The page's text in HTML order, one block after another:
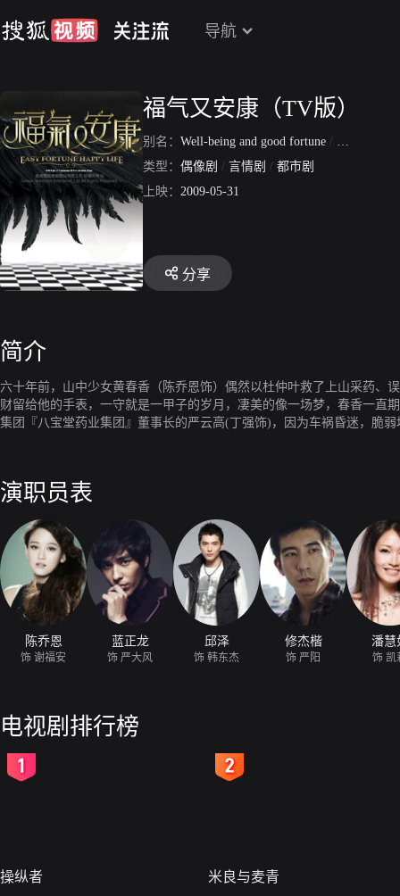
导航
福气又安康（TV版）
别名： Well-being and good fortune / 福氣又安
类型： 偶像剧 / 言情剧 / 都市剧
上映： 2009-05-31
分享
简介
六十年前，山中少女黄春香（陈乔恩饰）偶然以杜仲叶救了上山采药、
财留给他的手表，一守就是一甲子的岁月，凄美的像一场梦，春香一直
集团『八宝堂药业集团』董事长的严云高(丁强饰)，因为车祸昏迷，脆
事，两人都对对方留下不好的印象，却不知，这只是他们缘份的开端
后悔的是六十年前说谎欺骗春香！原来春香口中的旺财就是他，当初
是，春香死守著这份初恋，而云高却是在遇见福安后，才突然想起来
大风也在“主播地下女友”珍珍（王怡仁饰）的建议下，亲自来到满福山
来找牛樟芝，就义正词严的教训了他一顿；而两人因为一场意外，福安
村，下山去寻找奶奶口中的初恋情人“旺财爷爷”，只是福安刚下山，
与“屁蛋”。云高在他的八十大寿上宣布：“我要把市值八百亿的八宝堂
兰”将她杀掉，一了百了。正牌的福安在寻找旺财爷爷的时候，阴错阳
市，无处可去，只好暂栖公园过夜。夜里下雨，隔天皮蛋发高烧，身
在回家与爷爷姑姑等用餐时，姑姑等大夸自己的功劳，并把弄好的广
演职员表
陈乔恩
饰 谢福安
蓝正龙
饰 严大风
邱泽
饰 韩东杰
修杰楷
饰 严阳
潘慧
饰 凯
电视剧排行榜
操纵者 米良与麦青